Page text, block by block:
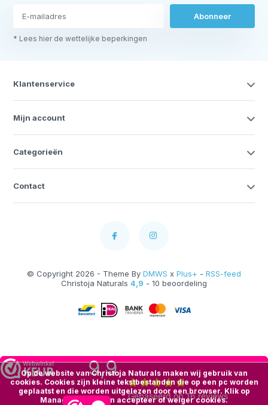
Abonneer
* Lees hier de wettelijke beperkingen
Klantenservice
Mijn account
Categorieën
Contact
© Copyright 2026 - Theme By DMWS x Plus+ - RSS-feed
Christoja Naturals 4,9 - 10 beoordeling
Op de website van Christoja Naturals maken wij gebruik van
cookies. Cookies zijn kleine tekstbestanden die op een pc worden
geplaatst en die worden uitgelezen door een browser. Klik op
Manage Cookies en accepteer of weiger cookies.